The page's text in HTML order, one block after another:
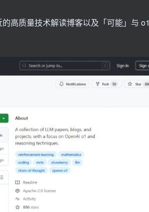
高质量技术解读博客以及「可能」与 o1